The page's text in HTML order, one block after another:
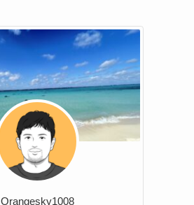
Orangesky1008